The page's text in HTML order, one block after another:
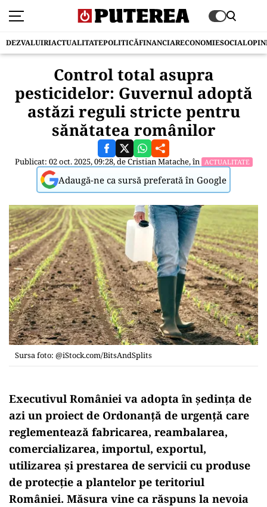
DEZVALUIRIACTUALITATEPOLITICĂFINANCIARECONOMIESOCIAL
Control total asupra
pesticidelor: Guvernul adoptă
astăzi reguli stricte pentru
sănătatea românilor
Publicat: 02 oct. 2025, 09:28, deCristian Matache, în ACTUALITATE
Adaugă-ne ca sursă preferată în Google
Sursa foto: @iStock.com/BitsAndSplits
Executivul României va adopta în ședința de
azi un proiect de Ordonanță de urgență care
reglementează fabricarea, reambalarea,
comercializarea, importul, exportul,
utilizarea și prestarea de servicii cu produse
de protecție a plantelor pe teritoriul
României. Măsura vine ca răspuns la nevoia